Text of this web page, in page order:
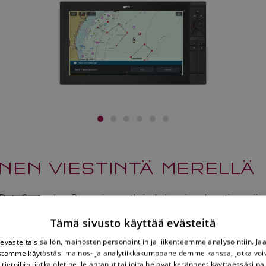
VIESTINTÄ MERELLÄ
System) on Raymarinen ratkaisukokonaisuuden
avulla kumppanialukset ja komentokeskukset
tunnistaa muiden yksiköiden sijainnin.
ja viestintäjärjestelmä, joka täyttää Yhdysvaltain
Tämä sivusto käyttää evästeitä
sisällön, mainosten personointiin ja liikenteemme analysointiin.
käytöstäsi mainos- ja analytiikkakumppaneidemme kanssa, jotka